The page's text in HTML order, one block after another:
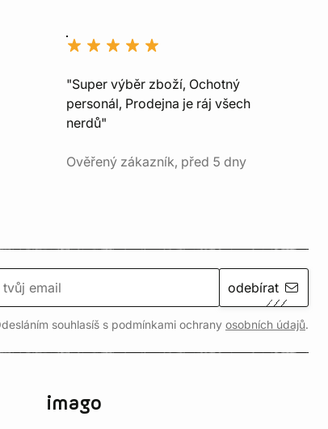
"Super výběr zboží, Ochotný
personál, Prodejna je ráj všech
nerdů"
Ověřený zákazník, před 5 dny
odebírat
souhlasíš s podmínkami ochrany osobních údajů.
imago